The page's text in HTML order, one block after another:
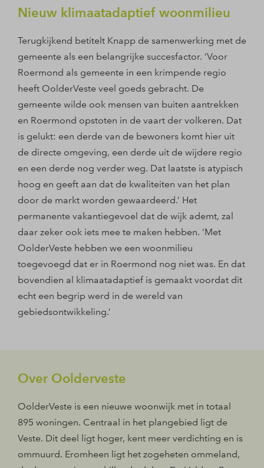
Nieuw klimaatadaptief woonmilieu
Terugkijkend betitelt Knapp de samenwerking met de
gemeente als een belangrijke succesfactor. ‘Voor
Roermond als gemeente in een krimpende regio
heeft OolderVeste veel goeds gebracht. De
gemeente wilde ook mensen van buiten aantrekken
en Roermond opstoten in de vaart der volkeren. Dat
is gelukt: een derde van de bewoners komt hier uit
de directe omgeving, een derde uit de wijdere regio
en een derde nog verder weg. Dat laatste is atypisch
hoog en geeft aan dat de kwaliteiten van het plan
door de markt worden gewaardeerd.’ Het
permanente vakantiegevoel dat de wijk ademt, zal
daar zeker ook iets mee te maken hebben. ‘Met
OolderVeste hebben we een woonmilieu
toegevoegd dat er in Roermond nog niet was. En dat
bovendien al klimaatadaptief is gemaakt voordat dit
echt een begrip werd in de wereld van
gebiedsontwikkeling.’
Over Oolderveste
OolderVeste is een nieuwe woonwijk met in totaal
895 woningen. Centraal in het plangebied ligt de
Veste. Dit deel ligt hoger, kent meer verdichting en is
ommuurd. Eromheen ligt het zogeheten ommeland,